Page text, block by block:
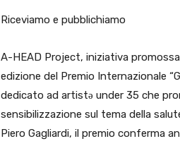
Riceviamo e pubblichiamo
A-HEAD Project, iniziativa
edizione del Premio Internazionale
dedicato ad artistə under 35 che
sensibilizzazione sul tema della
Piero Gagliardi, il premio conferma